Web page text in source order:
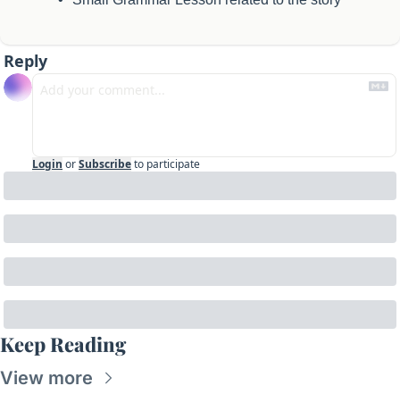
Reply
Login orSubscribeto participate
Keep Reading
View more